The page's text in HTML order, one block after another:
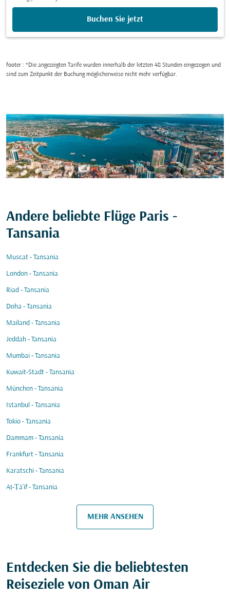
Buchen Sie jetzt
footer : *Die angezeigten Tarife wurden innerhalb der letzten 48 Stunden eingezogen und
sind zum Zeitpunkt der Buchung möglicherweise nicht mehr verfügbar.
Andere beliebte Flüge Paris -
Tansania
Muscat - Tansania
London - Tansania
Riad - Tansania
Doha - Tansania
Mailand - Tansania
Jeddah - Tansania
Mumbai - Tansania
Kuwait-Stadt - Tansania
München - Tansania
Istanbul - Tansania
Tokio - Tansania
Dammam - Tansania
Frankfurt - Tansania
Karatschi - Tansania
Aṭ-Ṭā'if - Tansania
MEHR ANSEHEN
Entdecken Sie die beliebtesten
Reiseziele von Oman Air